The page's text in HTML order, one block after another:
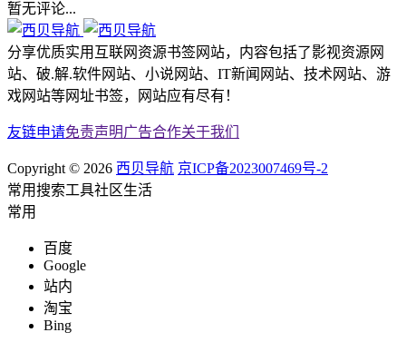
暂无评论...
分享优质实用互联网资源书签网站，内容包括了影视资源网
站、破.解.软件网站、小说网站、IT新闻网站、技术网站、游
戏网站等网址书签，网站应有尽有！
友链申请免责声明广告合作关于我们
Copyright © 2026 西贝导航 京ICP备2023007469号-2
常用搜索工具社区生活
常用
百度
Google
站内
淘宝
Bing